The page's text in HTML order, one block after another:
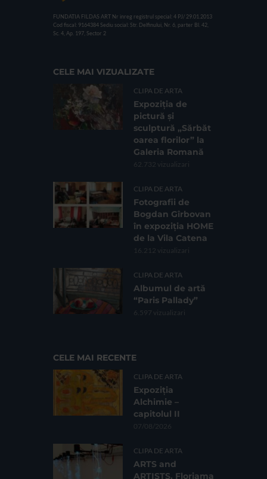
FUNDATIA FILDAS ART Nr inreg registrul special: 4 PJ/ 29.01.2013
Cod fiscal: 9164384 Sediu social: Str. Delfinului, Nr. 6, parter Bl. 42,
Sc. 4, Ap. 197, Sector 2
CELE MAI VIZUALIZATE
CLIPA DE ARTA
Expoziția de
pictură și
sculptură „Sărbăt
oarea florilor” la
Galeria Romană
62.732 vizualizari
CLIPA DE ARTA
Fotografii de
Bogdan Gîrbovan
în expoziția HOME
de la Vila Catena
16.212 vizualizari
CLIPA DE ARTA
Albumul de artă
“Paris Pallady”
6.597 vizualizari
CELE MAI RECENTE
CLIPA DE ARTA
Expoziția
Alchimie –
capitolul II
07/08/2026
CLIPA DE ARTA
ARTS and
ARTISTS. Floriama